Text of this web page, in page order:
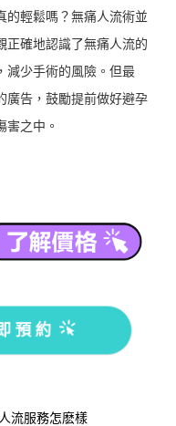
的輕鬆嗎？無痛人流術並
正確地認識了無痛人流的
減少手術的風險。但最
廣告，鼓勵提前做好避孕
之中。
預約
流服務怎麽樣